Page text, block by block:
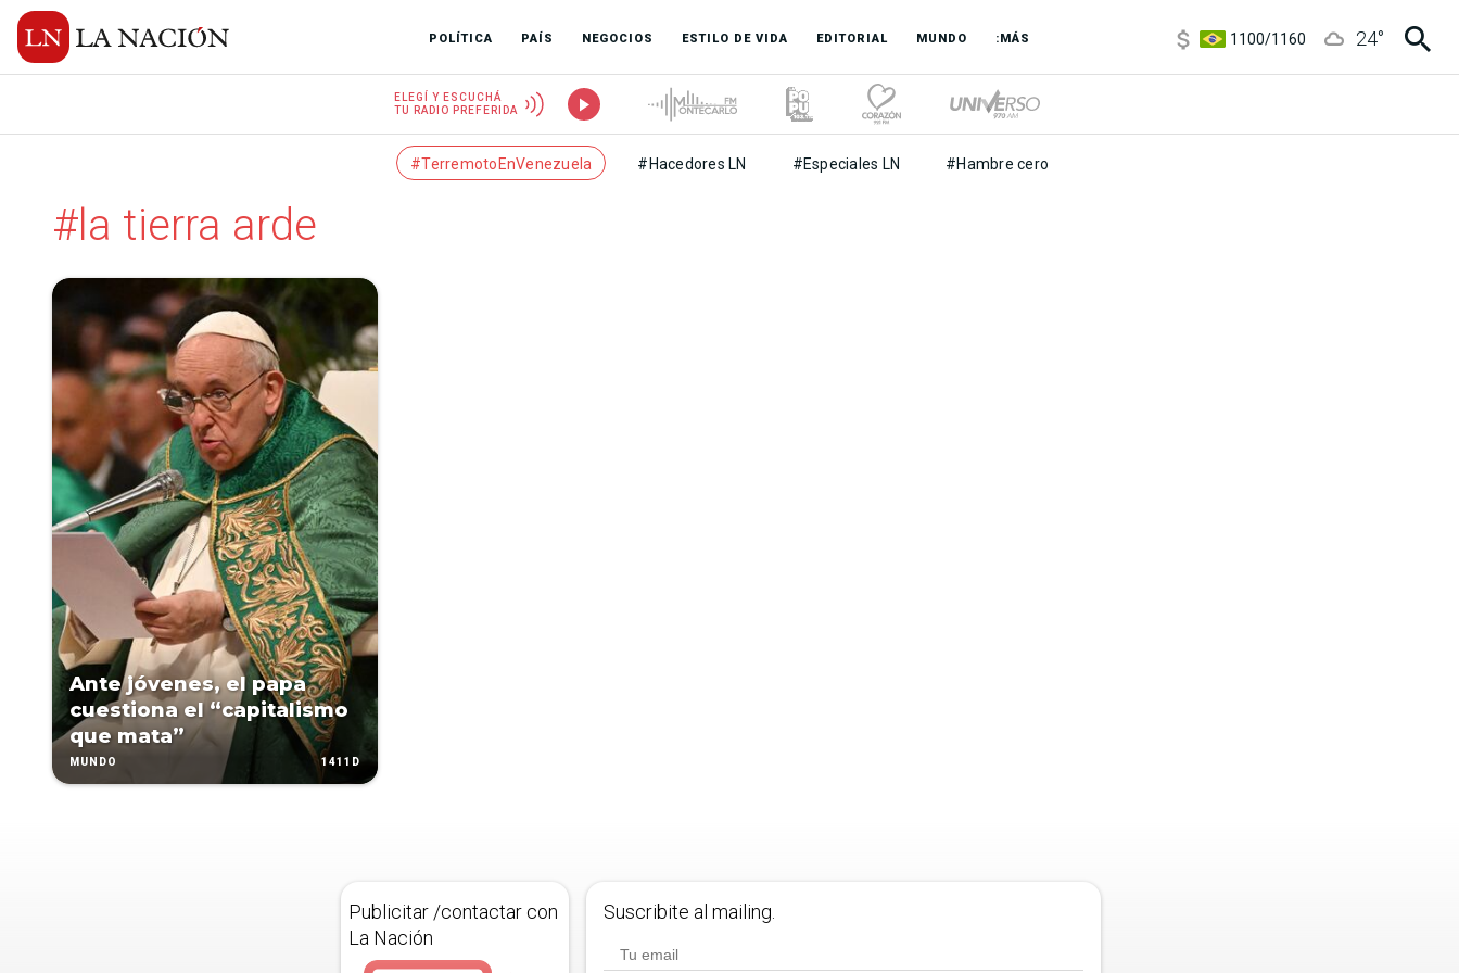
POLÍTICA PAÍS NEGOCIOS ESTILO DE VIDA EDITORIAL MUNDO :MÁS
1100/1160
24°
ELEGÍ Y ESCUCHÁ
TU RADIO PREFERIDA
#TerremotoEnVenezuela #Hacedores LN #Especiales LN #Hambre cero
#la tierra arde
Ante jóvenes, el papa
cuestiona el “capitalismo
que mata”
MUNDO 1411D
Publicitar /contactar con
La Nación
Suscribite al mailing.